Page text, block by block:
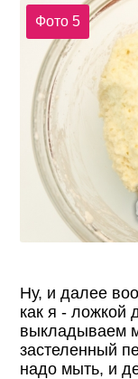
Фото 5
Ну, и далее
как я - ложкой
выкладываем
застеленный
надо мыть, и